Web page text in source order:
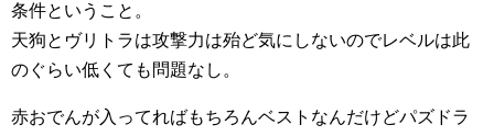
条件ということ。
天狗とヴリトラは攻撃力は殆ど気にしないのでレベルは此
のぐらい低くても問題なし。
赤おでんが入ってればもちろんベストなんだけどパズドラ